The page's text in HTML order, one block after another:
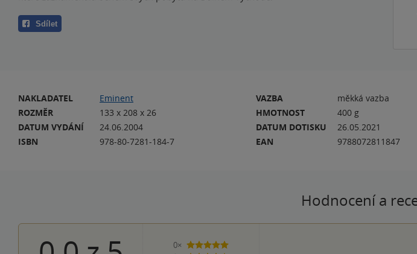
Sdílet
NAKLADATEL
Eminent
ROZMĚR
133 x 208 x 26
DATUM VYDÁNÍ
24.06.2004
ISBN
978-80-7281-184-7
VAZBA
měkká vazba
HMOTNOST
400 g
DATUM DOTISKU
26.05.2021
EAN
9788072811847
Hodnocení a
0×
5 hvězdiček